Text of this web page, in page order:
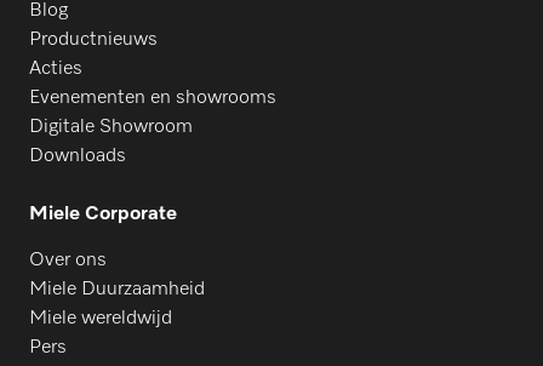
Blog
Productnieuws
Acties
Evenementen en showrooms
Digitale Showroom
Downloads
Miele Corporate
Over ons
Miele Duurzaamheid
Miele wereldwijd
Pers